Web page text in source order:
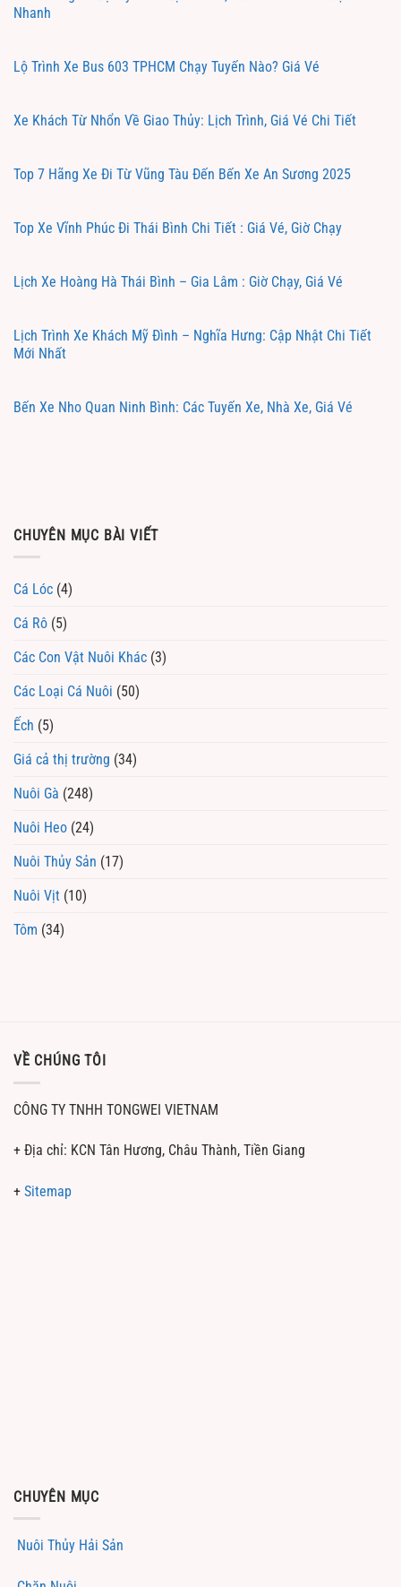
Nhanh
Lộ Trình Xe Bus 603 TPHCM Chạy Tuyến Nào? Giá Vé
Xe Khách Từ Nhổn Về Giao Thủy: Lịch Trình, Giá Vé Chi Tiết
Top 7 Hãng Xe Đi Từ Vũng Tàu Đến Bến Xe An Sương 2025
Top Xe Vĩnh Phúc Đi Thái Bình Chi Tiết : Giá Vé, Giờ Chạy
Lịch Xe Hoàng Hà Thái Bình – Gia Lâm : Giờ Chạy, Giá Vé
Lịch Trình Xe Khách Mỹ Đình – Nghĩa Hưng: Cập Nhật Chi Tiết
Mới Nhất
Bến Xe Nho Quan Ninh Bình: Các Tuyến Xe, Nhà Xe, Giá Vé
CHUYÊN MỤC BÀI VIẾT
Cá Lóc (4)
Cá Rô (5)
Các Con Vật Nuôi Khác (3)
Các Loại Cá Nuôi (50)
Ếch (5)
Giá cả thị trường (34)
Nuôi Gà (248)
Nuôi Heo (24)
Nuôi Thủy Sản (17)
Nuôi Vịt (10)
Tôm (34)
VỀ CHÚNG TÔI
CÔNG TY TNHH TONGWEI VIETNAM
+ Địa chỉ: KCN Tân Hương, Châu Thành, Tiền Giang
+ Sitemap
CHUYÊN MỤC
Nuôi Thủy Hải Sản